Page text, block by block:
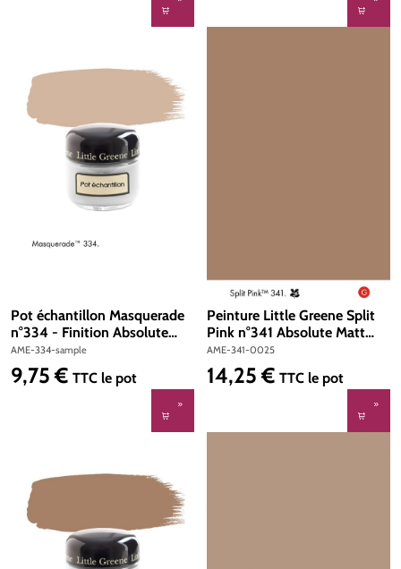
Pot échantillon Masquerade
n°334 - Finition Absolute
Matt Emulsion
AME-334-sample
Prix régulier :
9,75 € TTC le pot
Peinture Little Greene Split
Pink n°341 Absolute Matt
Emulsion 250 ml
AME-341-0025
Prix régulier :
14,25 € TTC le pot